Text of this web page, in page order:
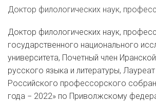
Доктор филологических наук,
Доктор филологических наук,
государственного национального
университета, Почетный член
русского языка и литературы,
Российского профессорского
года − 2022» по Приволжскому